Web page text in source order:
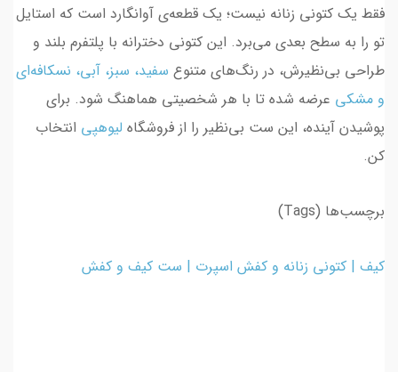
فقط یک کتونی زنانه نیست؛ یک قطعه‌ی آوانگارد است که استایل
تو را به سطح بعدی می‌برد. این کتونی دخترانه با پلتفرم بلند و
طراحی بی‌نظیرش، در رنگ‌های متنوع سفید، سبز، آبی، نسکافه‌ای
و مشکی عرضه شده تا با هر شخصیتی هماهنگ شود. برای
پوشیدن آینده، این ست بی‌نظیر را از فروشگاه لیوهپی انتخاب
کن.
برچسب‌ها (Tags)
کیف | کتونی زنانه و کفش اسپرت | ست کیف و کفش